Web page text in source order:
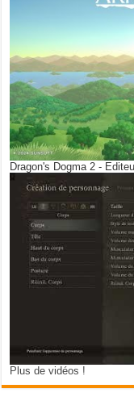
Dragon's Dogma 2 -
Plus de vidéos !